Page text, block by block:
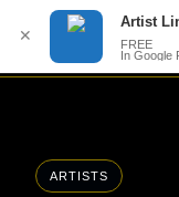
ARTISTS
✕
Artist
FREE
In Google